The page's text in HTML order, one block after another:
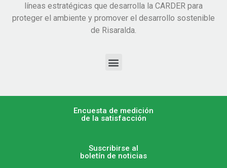
líneas estratégicas que desarrolla la CARDER para
proteger el ambiente y promover el desarrollo sostenible
de Risaralda.
Encuesta de medición
de la satisfacción
Suscribirse al
boletín de noticias